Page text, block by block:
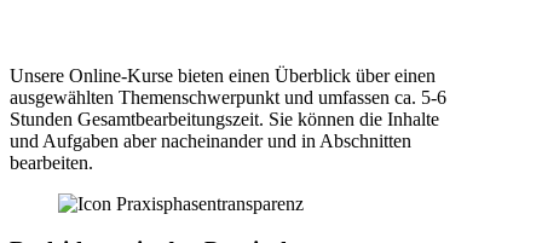
Unsere Online-Kurse bieten einen Überblick über einen
ausgewählten Themenschwerpunkt und umfassen ca. 5-6
Stunden Gesamtbearbeitungszeit. Sie können die Inhalte
und Aufgaben aber nacheinander und in Abschnitten
bearbeiten.